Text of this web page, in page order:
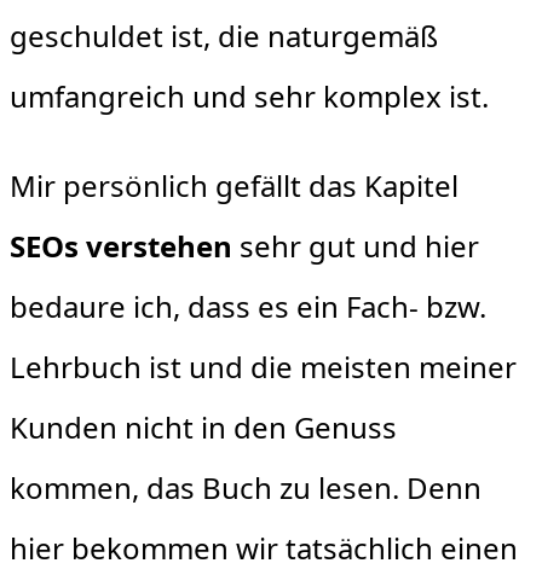
geschuldet ist, die naturgemäß
umfangreich und sehr komplex ist.
Mir persönlich gefällt das Kapitel
SEOs verstehen sehr gut und hier
bedaure ich, dass es ein Fach- bzw.
Lehrbuch ist und die meisten meiner
Kunden nicht in den Genuss
kommen, das Buch zu lesen. Denn
hier bekommen wir tatsächlich einen